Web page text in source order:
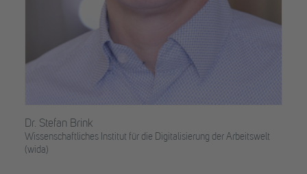
Dr. Stefan Brink
Wissenschaftliches Institut für die Digitalisierung der Arbeitswelt
(wida)